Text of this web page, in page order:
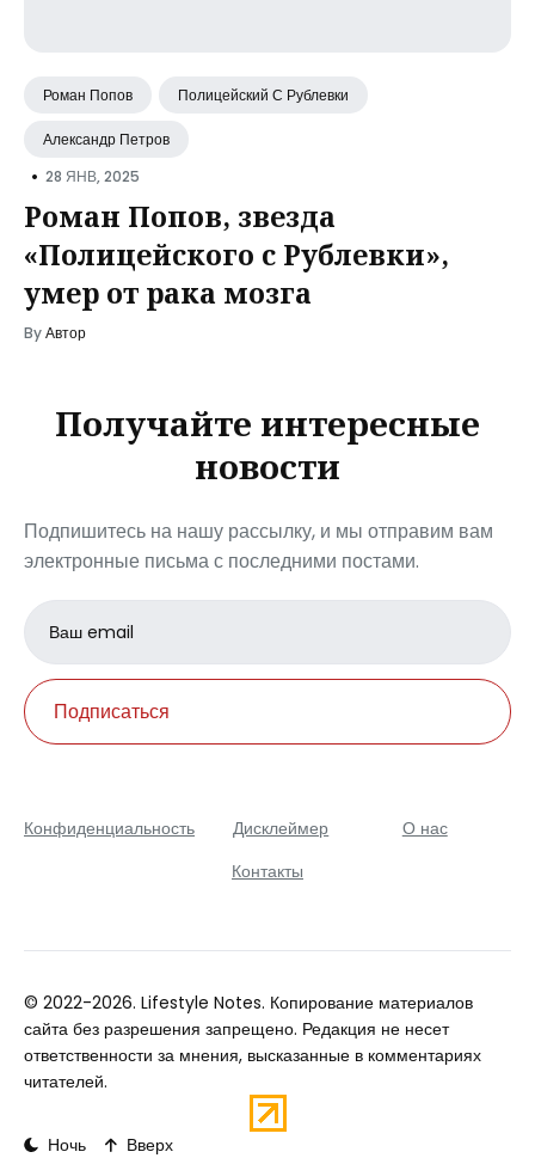
Роман Попов Полицейский С Рублевки
Александр Петров
• 28 ЯНВ, 2025
Роман Попов, звезда
«Полицейского с Рублевки»,
умер от рака мозга
ByАвтор
Получайте интересные
новости
Подпишитесь на нашу рассылку, и мы отправим вам
электронные письма с последними постами.
Email
address
Подписаться
Конфиденциальность Дисклеймер
О нас
Контакты
© 2022-2026. Lifestyle Notes. Копирование материалов
сайта без разрешения запрещено. Редакция не несет
ответственности за мнения, высказанные в комментариях
читателей.
Ночь Вверх